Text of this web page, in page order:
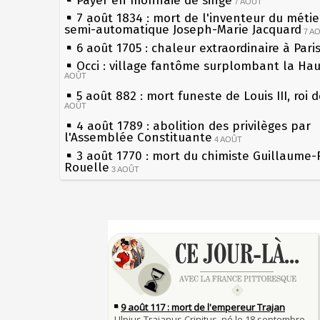
7 août 1834 : mort de l'inventeur du
semi-automatique Joseph-Marie Jacquard 7
6 août 1705 : chaleur extraordinaire à Paris
Occi : village fantôme surplombant la
AOÛT
5 août 882 : mort funeste de Louis III, roi
AOÛT
4 août 1789 : abolition des privilèges par
l'Assemblée Constituante 4 AOÛT
3 août 1770 : mort du chimiste Guillaume-
Rouelle 3 AOÛT
Musée Jean de La Fontaine : réouverture
1er août 1589 : Henri III est poignardé à
par Jacques Clément, moine jacobin 1ER AOÛT
31 juillet 1899 : décret instaurant les
boîtes aux lettres en fonte de Léon
30 juillet 1918 : mort d'Auguste Poulain,
les siècles
27 mai 1610 : supplice de François
du roi Henri IV
Pierre qui roule n'amasse pas mousse
Qui aime bien châtie bien
Tout vient à point à qui sait attendre